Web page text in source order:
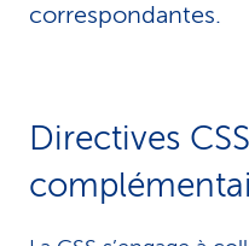
r
i
c
correspondantes.
Directives